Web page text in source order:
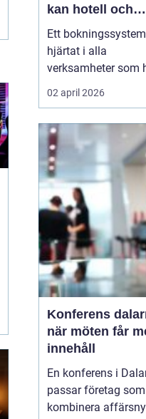
kan hotell och
uthyrning ta
steg
Ett
hjärtat i alla
verksamheter som
rum, stugor eller
objekt. När
mejl till webben
verktyg som är
förstå, fungerar
runt och minskar
för
02 april 2026
Konferens
när möten får
innehåll
En konferens i
passar företag
kombinera